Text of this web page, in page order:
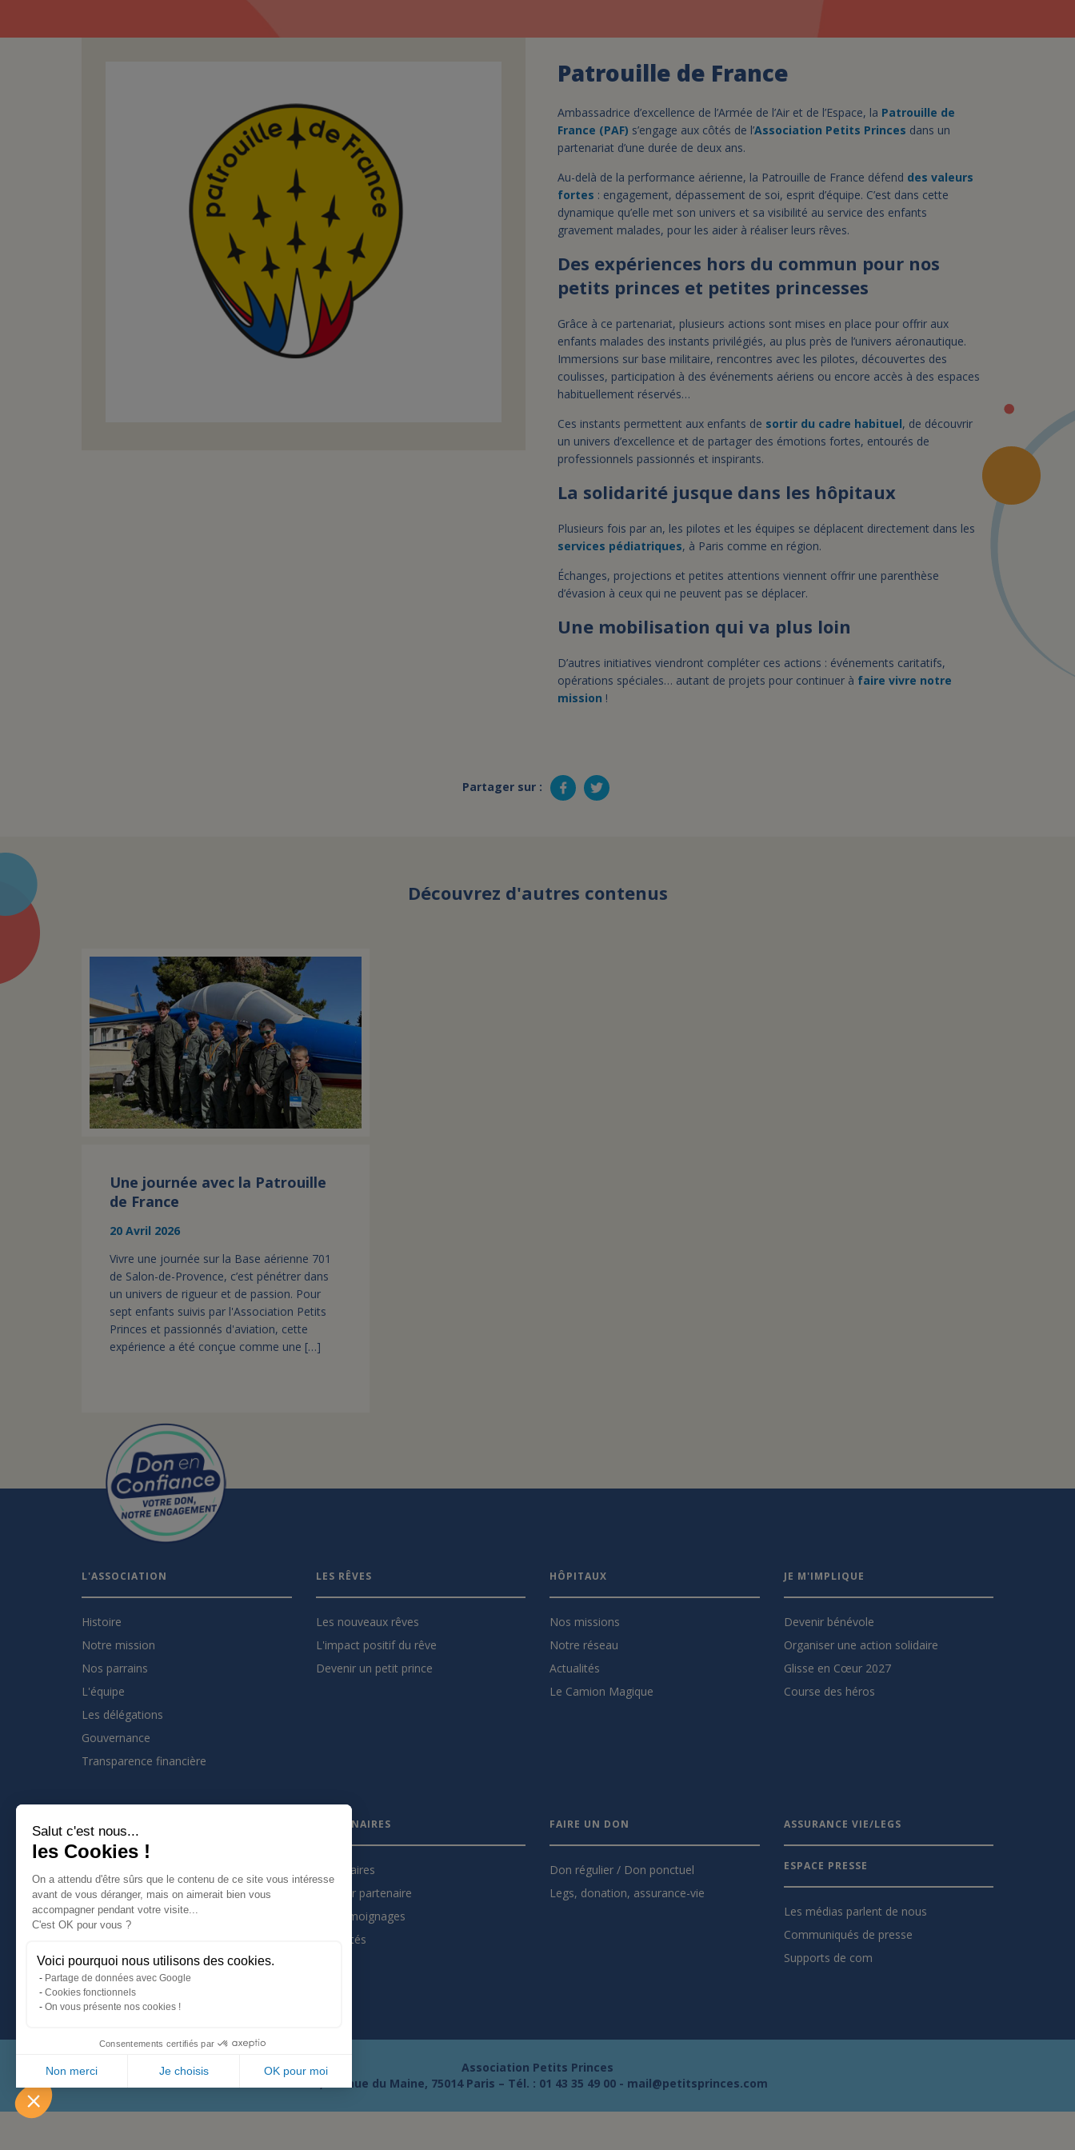
Salut c'est nous...
les Cookies !
On a attendu d'être sûrs que le contenu de ce site vous intéresse
avant de vous déranger, mais on aimerait bien vous
accompagner pendant votre visite...
C'est OK pour vous ?
Voici pourquoi nous utilisons des cookies.
Partage de données avec Google
Cookies fonctionnels
On vous présente nos cookies !
Consentements certifiés par
Non merci Je choisis OK pour moi
Axeptio consent
Plateforme de Gestion du Consentement : Personnalisez vos Options
Notre plateforme vous permet d'adapter et de gérer vos paramètres de confidentialité, en garantissant la conformité avec les réglementations. Personnalisez vos préférences pour
Patrouille de France
Ambassadrice d’excellence de l’Armée de l’Air et de l’Espace, la Patrouille de
France (PAF) s’engage aux côtés de l’Association Petits Princes dans un
partenariat d’une durée de deux ans.
Au-delà de la performance aérienne, la Patrouille de France défend des valeurs
fortes : engagement, dépassement de soi, esprit d’équipe. C’est dans cette
dynamique qu’elle met son univers et sa visibilité au service des enfants
gravement malades, pour les aider à réaliser leurs rêves.
Des expériences hors du commun pour nos
petits princes et petites princesses
Grâce à ce partenariat, plusieurs actions sont mises en place pour offrir aux
enfants malades des instants privilégiés, au plus près de l’univers aéronautique.
Immersions sur base militaire, rencontres avec les pilotes, découvertes des
coulisses, participation à des événements aériens ou encore accès à des espaces
habituellement réservés…
Ces instants permettent aux enfants de sortir du cadre habituel, de découvrir
un univers d’excellence et de partager des émotions fortes, entourés de
professionnels passionnés et inspirants.
La solidarité jusque dans les hôpitaux
Plusieurs fois par an, les pilotes et les équipes se déplacent directement dans les
services pédiatriques, à Paris comme en région.
Échanges, projections et petites attentions viennent offrir une parenthèse
d’évasion à ceux qui ne peuvent pas se déplacer.
Une mobilisation qui va plus loin
D’autres initiatives viendront compléter ces actions : événements caritatifs,
opérations spéciales… autant de projets pour continuer à faire vivre notre
mission !
Partager sur :
Découvrez d'autres contenus
Une journée avec la Patrouille
de France
20 Avril 2026
Vivre une journée sur la Base aérienne 701
de Salon-de-Provence, c’est pénétrer dans
un univers de rigueur et de passion. Pour
sept enfants suivis par l'Association Petits
Princes et passionnés d'aviation, cette
expérience a été conçue comme une […]
L'ASSOCIATION
Histoire
Notre mission
Nos parrains
L'équipe
Les délégations
Gouvernance
Transparence financière
LES RÊVES
Les nouveaux rêves
L'impact positif du rêve
Devenir un petit prince
HÔPITAUX
Nos missions
Notre réseau
Actualités
Le Camion Magique
JE M'IMPLIQUE
Devenir bénévole
Organiser une action solidaire
Glisse en Cœur 2027
Course des héros
INSCRIVEZ VOUS À LA NEWSLETTER
Suivez nous sur :
Mentions légales
Politique de confidentialité
PARTENAIRES
Partenaires
Devenir partenaire
Les témoignages
Actualités
FAIRE UN DON
Don régulier / Don ponctuel
Legs, donation, assurance-vie
ASSURANCE VIE/LEGS
ESPACE PRESSE
Les médias parlent de nous
Communiqués de presse
Supports de com
Association Petits Princes
66, avenue du Maine, 75014 Paris – Tél. : 01 43 35 49 00 - mail@petitsprinces.com